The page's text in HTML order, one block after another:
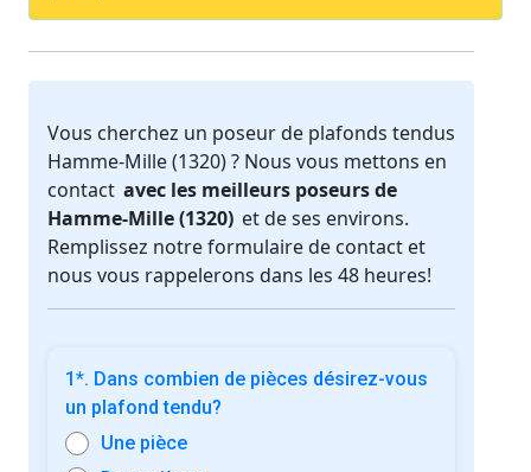
Vous cherchez un poseur de plafonds tendus
Hamme-Mille (1320) ? Nous vous mettons en
contact avec les meilleurs poseurs de
Hamme-Mille (1320) et de ses environs.
Remplissez notre formulaire de contact et
nous vous rappelerons dans les 48 heures!
1*. Dans combien de pièces désirez-vous
un plafond tendu?
Une pièce